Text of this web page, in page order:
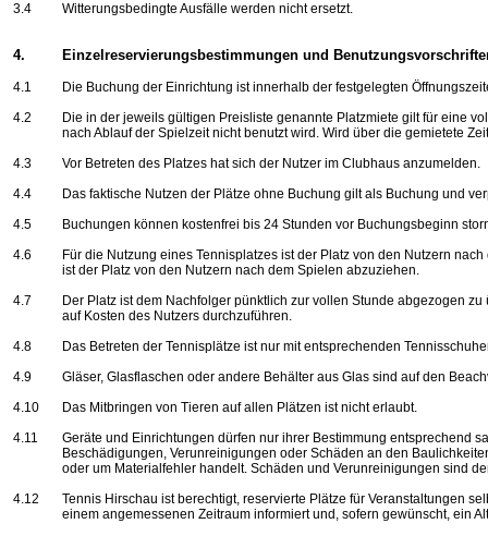
3.4
Witterungsbedingte Ausfälle werden nicht ersetzt.
4. Einzelreservierungsbestimmungen und
4.1
Die Buchung der Einrichtung ist innerhalb der festgelegten
4.2
Die in der jeweils gültigen Preisliste genannte Platzmiete gilt für eine
nach Ablauf der Spielzeit nicht benutzt wird. Wird über die gemietete
4.3
Vor Betreten des Platzes hat sich der Nutzer im Clubhaus anzumelden.
4.4
Das faktische Nutzen der Plätze ohne Buchung gilt als Buchung und
4.5
Buchungen können kostenfrei bis 24 Stunden vor Buchungsbeginn
4.6
Für die Nutzung eines Tennisplatzes ist der Platz von den Nutzern
ist der Platz von den Nutzern nach dem Spielen abzuziehen.
4.7
Der Platz ist dem Nachfolger pünktlich zur vollen Stunde abgezogen
auf Kosten des Nutzers durchzuführen.
4.8
Das Betreten der Tennisplätze ist nur mit entsprechenden
4.9
Gläser, Glasflaschen oder andere Behälter aus Glas sind auf den
4.10
Das Mitbringen von Tieren auf allen Plätzen ist nicht erlaubt.
4.11
Geräte und Einrichtungen dürfen nur ihrer Bestimmung entsprechend
Beschädigungen, Verunreinigungen oder Schäden an den
oder um Materialfehler handelt. Schäden und Verunreinigungen sind
4.12
Tennis Hirschau ist berechtigt, reservierte Plätze für Veranstaltungen
einem angemessenen Zeitraum informiert und, sofern gewünscht, ein